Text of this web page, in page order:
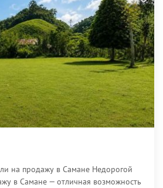
на продажу в Самане Недорогой
в Самане — отличная возможность